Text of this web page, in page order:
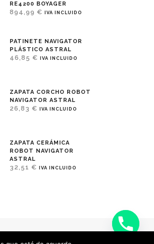
RE4200 BOYAGER
894,99 € IVA INCLUIDO
PATINETE NAVIGATOR
PLÁSTICO ASTRAL
46,85 € IVA INCLUIDO
ZAPATA CORCHO ROBOT
NAVIGATOR ASTRAL
26,83 € IVA INCLUIDO
ZAPATA CERÁMICA
ROBOT NAVIGATOR
ASTRAL
32,51 € IVA INCLUIDO